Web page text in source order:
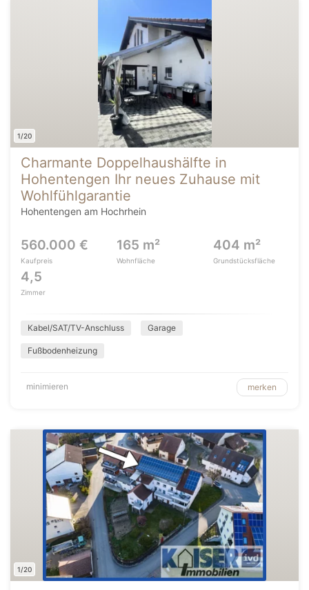
1/20
Charmante Doppelhaushälfte in
Hohentengen Ihr neues Zuhause mit
Wohlfühlgarantie
Hohentengen am Hochrhein
560.000 €
Kaufpreis
165 m²
Wohnfläche
404 m²
Grundstücksfläche
4,5
Zimmer
Kabel/SAT/TV-Anschluss Garage
Fußbodenheizung
minimieren merken
1/20